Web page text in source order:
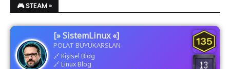
🎮 STEAM »
[» SistemLinux «]
POLAT BÜYÜKARSLAN
🔗 Kişisel Blog
🔗 Linux Blog